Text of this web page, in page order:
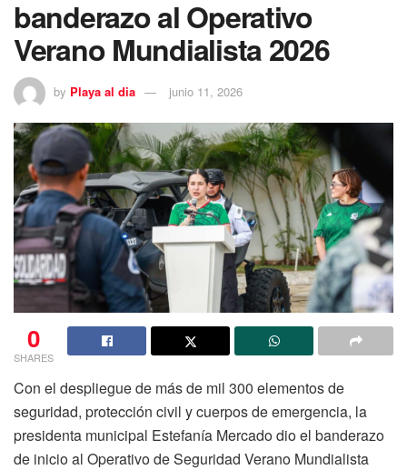
banderazo al Operativo
Verano Mundialista 2026
by Playa al dia junio 11, 2026
0
SHARES
Con el despliegue de más de mil 300 elementos de
seguridad, protección civil y cuerpos de emergencia, la
presidenta municipal Estefanía Mercado dio el banderazo
de inicio al Operativo de Seguridad Verano Mundialista